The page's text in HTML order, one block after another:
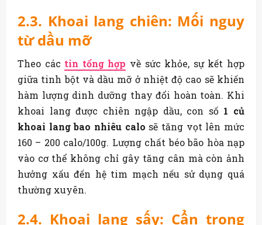
2.3. Khoai lang chiên: Mối nguy
từ dầu mỡ
Theo các tin tổng hợp về sức khỏe, sự kết hợp
giữa tinh bột và dầu mỡ ở nhiệt độ cao sẽ khiến
hàm lượng dinh dưỡng thay đổi hoàn toàn. Khi
khoai lang được chiên ngập dầu, con số 1 củ
khoai lang bao nhiêu calo sẽ tăng vọt lên mức
160 – 200 calo/100g. Lượng chất béo bão hòa nạp
vào cơ thể không chỉ gây tăng cân mà còn ảnh
hưởng xấu đến hệ tim mạch nếu sử dụng quá
thường xuyên.
2.4. Khoai lang sấy: Cẩn trọng